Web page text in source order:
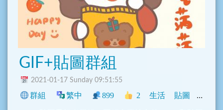
GIF+貼圖群組
2021-01-17 Sunday 09:51:55
群組 繁中 899 2 生活 貼圖 香港